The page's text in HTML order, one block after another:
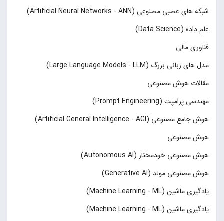
شبکه های عصبی مصنوعی (Artificial Neural Networks - ANN)
علم داده (Data Science)
فناوری مالی
مدل های زبانی بزرگ (Large Language Models - LLM)
مقالات هوش مصنوعی
مهندسی پرامپت (Prompt Engineering)
هوش جامع مصنوعی (Artificial General Intelligence - AGI)
هوش مصنوعی
هوش مصنوعی خودمختار (Autonomous AI)
هوش مصنوعی مولد (Generative AI)
یادگیری ماشین (Machine Learning - ML)
یادگیری ماشین (Machine Learning - ML)